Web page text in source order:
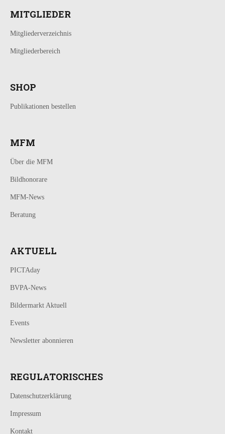
MITGLIEDER
Mitgliederverzeichnis
Mitgliederbereich
SHOP
Publikationen bestellen
MFM
Über die MFM
Bildhonorare
MFM-News
Beratung
AKTUELL
PICTAday
BVPA-News
Bildermarkt Aktuell
Events
Newsletter abonnieren
REGULATORISCHES
Datenschutzerklärung
Impressum
Kontakt